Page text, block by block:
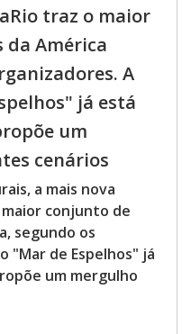
traz o maior
da América
A
já está
um
cenários
a mais nova
conjunto de
segundo os
"Mar de Espelhos" já
um mergulho